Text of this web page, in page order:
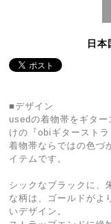
日
■デザイン
usedの着物帯をギタ
けの『obiギタースト
着物帯ならではの色づ
イテムです。
シックなブラックに、
な柄は、ゴールドがよ
いデザイン。